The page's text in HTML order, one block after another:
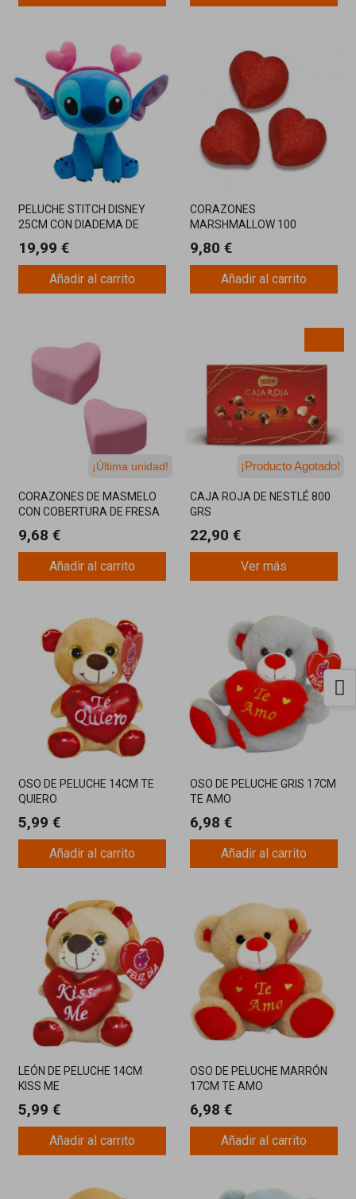
PELUCHE STITCH DISNEY
25CM CON DIADEMA DE
19,99 €
Añadir al carrito
CORAZONES
MARSHMALLOW 100
9,80 €
Añadir al carrito
¡Última unidad!
CORAZONES DE MASMELO
CON COBERTURA DE FRESA
9,68 €
Añadir al carrito
¡Última unidad!
¡Producto Agotado!
CAJA ROJA DE NESTLÉ 800
GRS
22,90 €
Ver más
OSO DE PELUCHE 14CM TE
QUIERO
5,99 €
Añadir al carrito
OSO DE PELUCHE GRIS 17CM
TE AMO
6,98 €
Añadir al carrito
LEÓN DE PELUCHE 14CM
KISS ME
5,99 €
Añadir al carrito
OSO DE PELUCHE MARRÓN
17CM TE AMO
6,98 €
Añadir al carrito